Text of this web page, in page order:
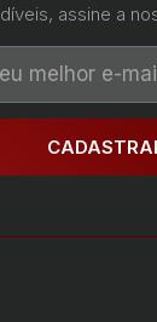
assine a